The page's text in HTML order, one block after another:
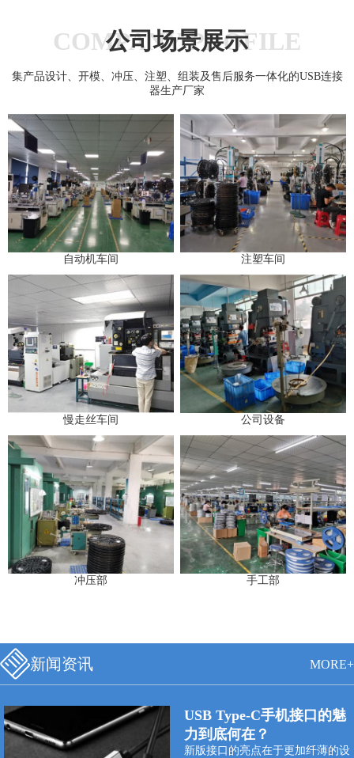
COMPANY PROFILE
公司场景展示
集产品设计、开模、冲压、注塑、组装及售后服务一体化的USB连接
器生产厂家
自动机车间 注塑车间
慢走丝车间 公司设备
冲压部 手工部
新闻资讯 MORE+
USB Type-C手机接口的魅
力到底何在？
新版接口的亮点在于更加纤薄的设